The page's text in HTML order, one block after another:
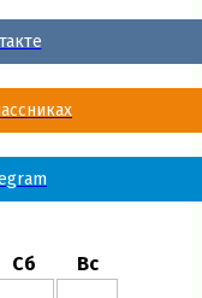
Сб Вс